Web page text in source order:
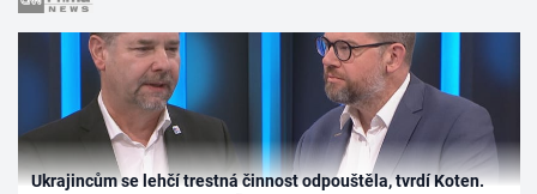
Ukrajincům se lehčí trestná činnost odpouštěla, tvrdí Koten.